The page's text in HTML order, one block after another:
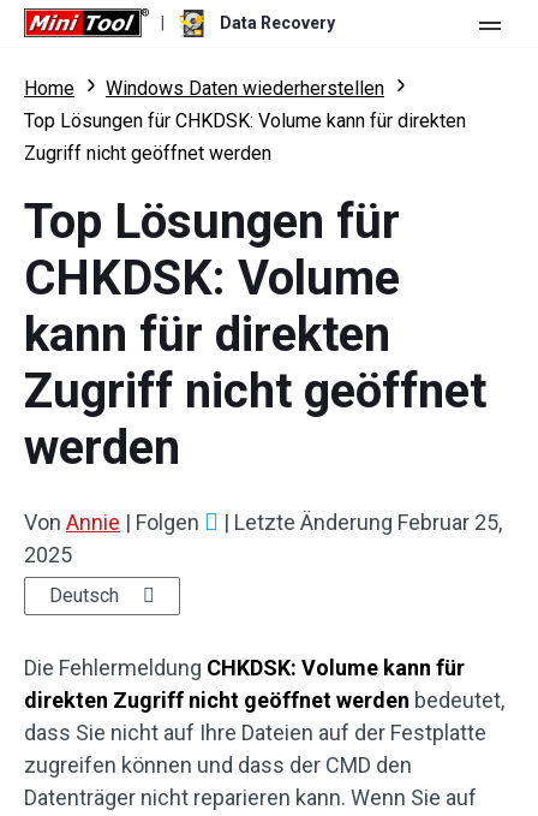
Data Recovery
Shop
Für Persönlich
Data Recovery Pro
Data Recovery Bootable
Funktionen
Was ist neu
Vergleich
Ressource
Benutzerhandbuch
Datenwiederherstellung für Windows
Wiederherstellung für Festplatten
Wiederherstellung für Flash-Laufwerke
Wiederherstellung für SD-Karten
Free Edition: Herunterladen
Trial Edition: Herunterladen
Home
Windows Daten wiederherstellen
Top Lösungen für CHKDSK: Volume kann für direkten
Zugriff nicht geöffnet werden
Top Lösungen für
CHKDSK: Volume
kann für direkten
Zugriff nicht geöffnet
werden
Von Annie | Folgen | Letzte Änderung Februar 25,
2025
Deutsch
Die Fehlermeldung CHKDSK: Volume kann für
direkten Zugriff nicht geöffnet werden bedeutet,
dass Sie nicht auf Ihre Dateien auf der Festplatte
zugreifen können und dass der CMD den
Datenträger nicht reparieren kann. Wenn Sie auf